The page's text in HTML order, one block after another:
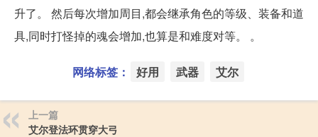
升了。 然后每次增加周目,都会继承角色的等级、装备和道
具,同时打怪掉的魂会增加,也算是和难度对等。 。
网络标签： 好用 武器 艾尔
上一篇
艾尔登法环贯穿大弓